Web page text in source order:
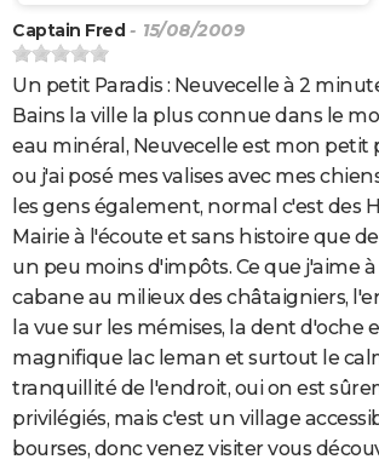
Captain Fred - 15/08/2009
Un petit Paradis : Neuvecelle à 2
Bains la ville la plus connue dans le
eau minéral, Neuvecelle est mon petit
ou j'ai posé mes valises avec mes
les gens également, normal c'est des
Mairie à l'écoute et sans histoire que
un peu moins d'impôts. Ce que j'aime
cabane au milieux des châtaigniers,
la vue sur les mémises, la dent d'oche
magnifique lac leman et surtout le
tranquillité de l'endroit, oui on est
privilégiés, mais c'est un village
bourses, donc venez visiter vous